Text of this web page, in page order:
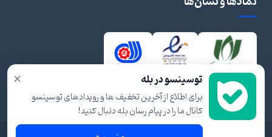
× توسینسو در بله
برای اطلاع از آخرین تخفیف ها و رویدادهای توسینسو
کانال ما را در پیام رسان بله دنبال کنید!